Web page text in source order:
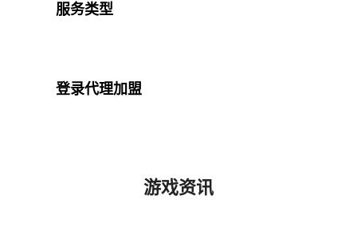
服务类型
登录代理加盟
游戏资讯